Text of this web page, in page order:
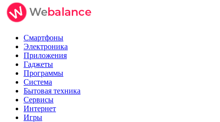
Смартфоны
Электроника
Приложения
Гаджеты
Программы
Система
Бытовая техника
Сервисы
Интернет
Игры